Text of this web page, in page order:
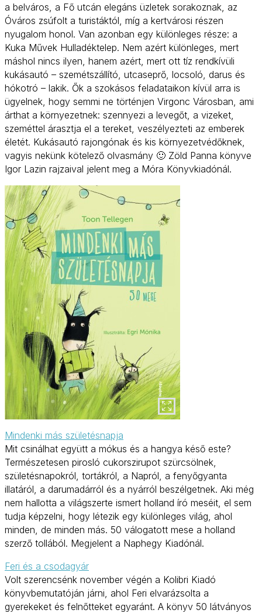
a belváros, a Fő utcán elegáns üzletek sorakoznak, az
Óváros zsúfolt a turistáktól, míg a kertvárosi részen
nyugalom honol. Van azonban egy különleges része: a
Kuka Művek Hulladéktelep. Nem azért különleges, mert
máshol nincs ilyen, hanem azért, mert ott tíz rendkívüli
kukásautó – szemétszállító, utcaseprő, locsoló, darus és
hókotró – lakik. Ők a szokásos feladataikon kívül arra is
ügyelnek, hogy semmi ne történjen Virgonc Városban, ami
árthat a környezetnek: szennyezi a levegőt, a vizeket,
szeméttel árasztja el a tereket, veszélyezteti az emberek
életét. Kukásautó rajongónak és kis környezetvédőknek,
vagyis nekünk kötelező olvasmány 🙂 Zöld Panna könyve
Igor Lazin rajzaival jelent meg a Móra Könyvkiadónál.
Mindenki más születésnapja
Mit csinálhat együtt a mókus és a hangya késő este?
Természetesen pirosló cukorszirupot szürcsölnek,
születésnapokról, tortákról, a Napról, a fenyőgyanta
illatáról, a darumadárról és a nyárról beszélgetnek. Aki még
nem hallotta a világszerte ismert holland író meséit, el sem
tudja képzelni, hogy létezik egy különleges világ, ahol
minden, de minden más. 50 válogatott mese a holland
szerző tollából. Megjelent a Naphegy Kiadónál.
Feri és a csodagyár
Volt szerencsénk november végén a Kolibri Kiadó
könyvbemutatóján járni, ahol Feri elvarázsolta a
gyerekeket és felnőtteket egyaránt. A könyv 50 látványos